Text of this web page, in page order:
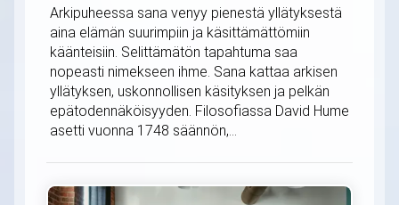
Arkipuheessa sana venyy pienestä yllätyksestä
aina elämän suurimpiin ja käsittämättömiin
käänteisiin. Selittämätön tapahtuma saa
nopeasti nimekseen ihme. Sana kattaa arkisen
yllätyksen, uskonnollisen käsityksen ja pelkän
epätodennäköisyyden. Filosofiassa David Hume
asetti vuonna 1748 säännön,...